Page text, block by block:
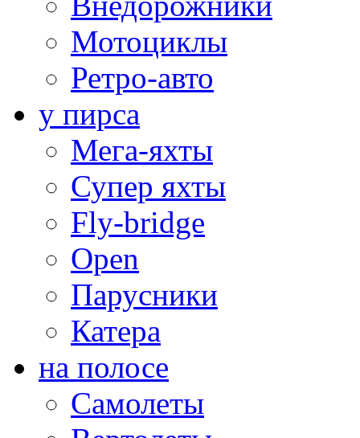
Мотоциклы
Ретро-авто
у пирса
Мега-яхты
Супер яхты
Fly-bridge
Open
Парусники
Катера
на полосе
Самолеты